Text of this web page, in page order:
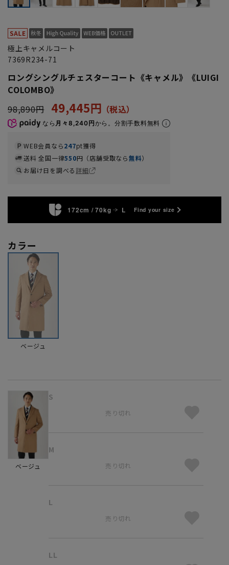
極上キャメルコート
7369R234-71
ロングシングルチェスターコート《キャメル》《LUIGI
COLOMBO》
98,890円
49,445円
なら 月々8,240円から。分割手数料無料
WEB会員なら247pt獲得
送料 全国一律550円（店舗受取なら無料）
お届け日を調べる詳細
172cm / 70kg L Find your size
カラー
ベージュ
ベージュ
S
売り切れ
M
売り切れ
L
売り切れ
LL